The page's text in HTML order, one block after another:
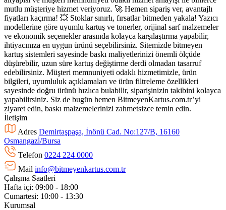
mutlu müşteriye hizmet veriyoruz. 🚀 Hemen sipariş ver, avantajlı
fiyatları kaçırma! 💥 Stoklar sınırlı, fırsatlar bitmeden yakala! Yazıcı
modellerine göre uyumlu kartuş ve tonerler, orijinal sarf malzemeler
ve ekonomik seçenekler arasında kolayca karşılaştırma yapabilir,
ihtiyacınıza en uygun ürünü seçebilirsiniz. Sitemizde bitmeyen
kartuş sistemleri sayesinde baskı maliyetlerinizi önemli ölçüde
düşürebilir, uzun süre kartuş değiştirme derdi olmadan tasarruf
edebilirsiniz. Müşteri memnuniyeti odaklı hizmetimizle, ürün
bilgileri, uyumluluk açıklamaları ve ürün filtreleme özellikleri
sayesinde doğru ürünü hızlıca bulabilir, siparişinizin takibini kolayca
yapabilirsiniz. Siz de bugün hemen BitmeyenKartus.com.tr’yi
ziyaret edin, baskı malzemelerinizi zahmetsizce temin edin.
İletişim
Adres Demirtaşpaşa, İnönü Cad. No:127/B, 16160
Osmangazi̇/Bursa
Telefon 0224 224 0000
Mail info@bitmeyenkartus.com.tr
Çalışma Saatleri
Hafta içi: 09:00 - 18:00
Cumartesi: 10:00 - 13:30
Kurumsal